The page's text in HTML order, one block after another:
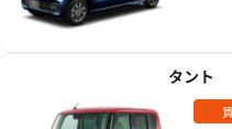
タント